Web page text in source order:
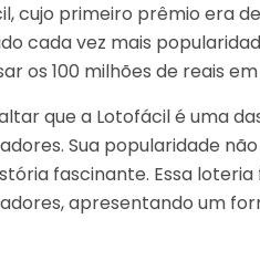
cujo primeiro prêmio era
cada vez mais
os 100 milhões de reais
que a Lotofácil é uma
Sua popularidade
fascinante. Essa
apresentando um